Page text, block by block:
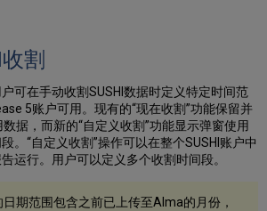
割
可在手动收割SUSHI数据时定义特定时间范
5账户可用。现有的“现在收割”功能保留并
据，而新的“自定义收割”功能显示弹窗使用
。“自定义收割”操作可以在整个SUSHI账户中
运行。用户可以定义多个收割时间段。
期范围包含之前已上传至Alma的月份，